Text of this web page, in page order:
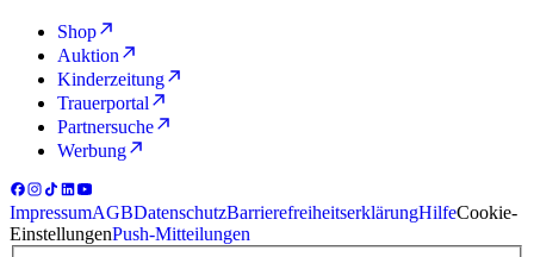
Shop
Auktion
Kinderzeitung
Trauerportal
Partnersuche
Werbung
ImpressumAGBDatenschutzBarrierefreiheitserklärungHilfeCookie-
EinstellungenPush-Mitteilungen